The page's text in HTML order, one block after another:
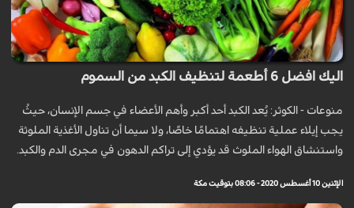
اليك افضل 6 أطعمة لتنظيف الكبد من السموم
منوعات - الكوثر: يُعد الكبد أحد أكبر وأهم الأعضاء في جسم الإنسان، حيثُ
يجب إيلاء عملية تنظيفه اهتمامًا خاصًا، ولا سيما أن تناول الأغذية الملوثة
واستنشاق الهواء الملوث قد يؤدي إلى تراكم الدهون في مجرى الدم والكبد.
الإثنين 10 أغسطس 2020 - 08:06 بتوقيت مكة